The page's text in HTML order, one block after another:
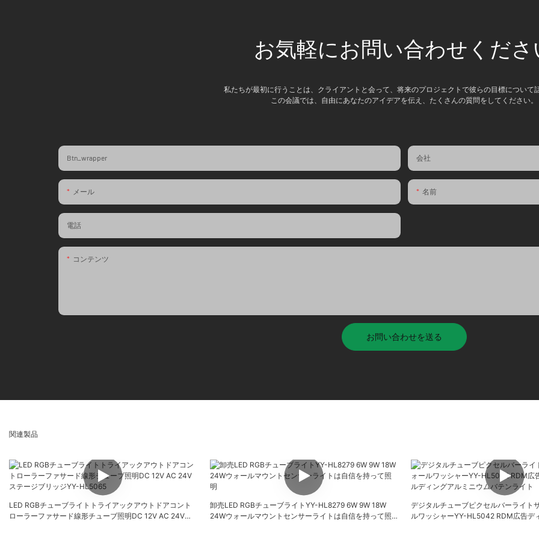
お気軽にお問い合わせくださ
私たちが最初に行うことは、クライアントと会って、将来のプロジェクトで彼らの目標について
この会議では、自由にあなたのアイデアを伝え、たくさんの質問をしてください。
Btn_wrapper 会社
メール 名前
電話
コンテンツ
お問い合わせを送る
関連製品
LED RGBチューブライトトライアックアウトドアコント
ローラーファサード線形チューブ照明DC 12V AC 24Vス
卸売LED RGBチューブライトYY-HL8279 6W 9W 18W
24Wウォールマウントセンサーライトは自信を持って照
デジタルチューブピクセルバーライト
ルワッシャーYY-HL5042 RDM広告デ